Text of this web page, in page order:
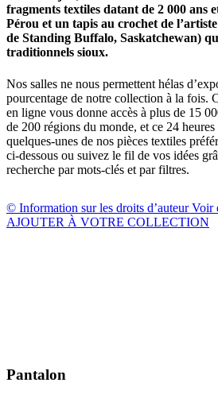
fragments textiles datant de 2 000 ans
Pérou et un tapis au crochet de
de Standing Buffalo, Saskatchewan)
traditionnels sioux.
Nos salles ne nous permettent hélas
pourcentage de notre collection à la fois.
en ligne vous donne accès à plus de 15
de 200 régions du monde, et ce 24
quelques-unes de nos pièces textiles
ci-dessous ou suivez le fil de vos idées
recherche par mots-clés et par filtres.
© Information sur les droits d’auteurVoir
AJOUTER À VOTRE COLLECTION
Pantalon